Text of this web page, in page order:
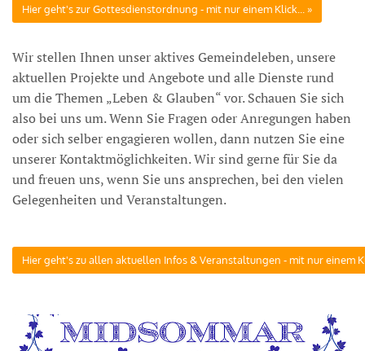
Hier geht's zur Gottesdienstordnung - mit nur einem Klick...
Wir stellen Ihnen unser aktives Gemeindeleben, unsere
aktuellen Projekte und Angebote und alle Dienste rund
um die Themen „Leben & Glauben“ vor. Schauen Sie sich
also bei uns um. Wenn Sie Fragen oder Anregungen haben
oder sich selber engagieren wollen, dann nutzen Sie eine
unserer Kontaktmöglichkeiten. Wir sind gerne für Sie da
und freuen uns, wenn Sie uns ansprechen, bei den vielen
Gelegenheiten und Veranstaltungen.
Hier geht's zu allen aktuellen Infos & Veranstaltungen - mit nur einem